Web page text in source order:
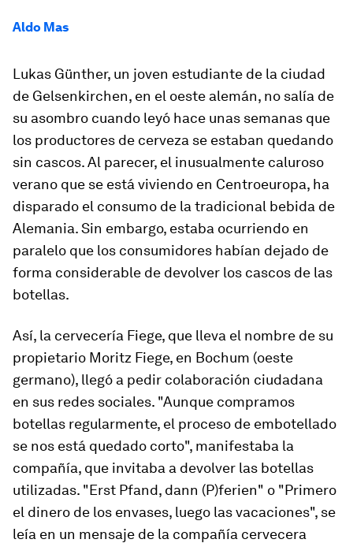
Aldo Mas
Lukas Günther, un joven estudiante de la ciudad
de Gelsenkirchen, en el oeste alemán, no salía de
su asombro cuando leyó hace unas semanas que
los productores de cerveza se estaban quedando
sin cascos. Al parecer, el inusualmente caluroso
verano que se está viviendo en Centroeuropa, ha
disparado el consumo de la tradicional bebida de
Alemania. Sin embargo, estaba ocurriendo en
paralelo que los consumidores habían dejado de
forma considerable de devolver los cascos de las
botellas.
Así, la cervecería Fiege, que lleva el nombre de su
propietario Moritz Fiege, en Bochum (oeste
germano), llegó a pedir colaboración ciudadana
en sus redes sociales. "Aunque compramos
botellas regularmente, el proceso de embotellado
se nos está quedado corto", manifestaba la
compañía, que invitaba a devolver las botellas
utilizadas. "Erst Pfand, dann (P)ferien" o "Primero
el dinero de los envases, luego las vacaciones", se
leía en un mensaje de la compañía cervecera